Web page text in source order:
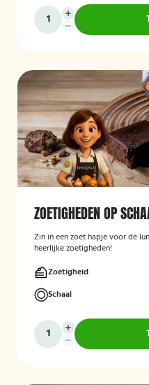
ZOETIGHEDEN OP
Zin in een zoet hapje voor de
heerlijke zoetigheden!
Zoetigheid
Schaal